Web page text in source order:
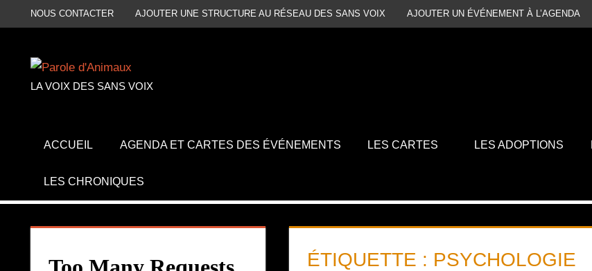
au
NOUS CONTACTER AJOUTER UNE STRUCTURE AU RÉSEAU DES SANS VOIX AJOUTER UN ÉVÉNEMENT À L’AGENDA
LA VOIX DES SANS VOIX
ACCUEIL AGENDA ET CARTES DES ÉVÉNEMENTS LES CARTES LES ADOPTIONS
LES CHRONIQUES
ÉTIQUETTE : PSYCHOLOGIE